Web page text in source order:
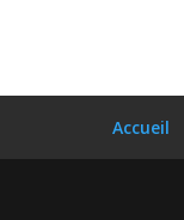
Accueil